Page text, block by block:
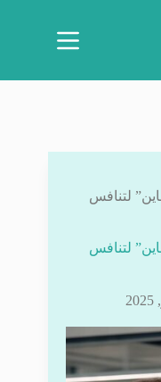
لتنافس
لتنافس